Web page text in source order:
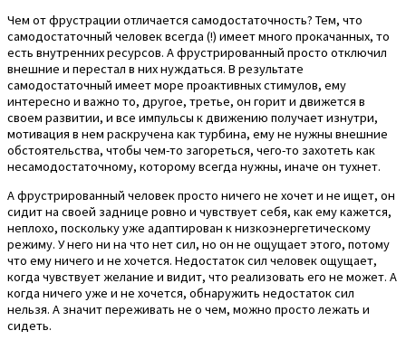
Чем от фрустрации отличается самодостаточность? Тем, что
самодостаточный человек всегда (!) имеет много прокачанных, то
есть внутренних ресурсов. А фрустрированный просто отключил
внешние и перестал в них нуждаться. В результате
самодостаточный имеет море проактивных стимулов, ему
интересно и важно то, другое, третье, он горит и движется в
своем развитии, и все импульсы к движению получает изнутри,
мотивация в нем раскручена как турбина, ему не нужны внешние
обстоятельства, чтобы чем-то загореться, чего-то захотеть как
несамодостаточному, которому всегда нужны, иначе он тухнет.
А фрустрированный человек просто ничего не хочет и не ищет, он
сидит на своей заднице ровно и чувствует себя, как ему кажется,
неплохо, поскольку уже адаптирован к низкоэнергетическому
режиму. У него ни на что нет сил, но он не ощущает этого, потому
что ему ничего и не хочется. Недостаток сил человек ощущает,
когда чувствует желание и видит, что реализовать его не может. А
когда ничего уже и не хочется, обнаружить недостаток сил
нельзя. А значит переживать не о чем, можно просто лежать и
сидеть.